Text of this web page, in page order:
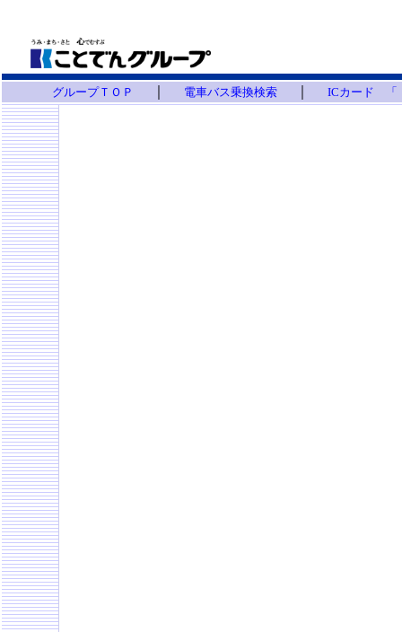
グループＴＯＰ 電車バス乗換検索 ICカード 「